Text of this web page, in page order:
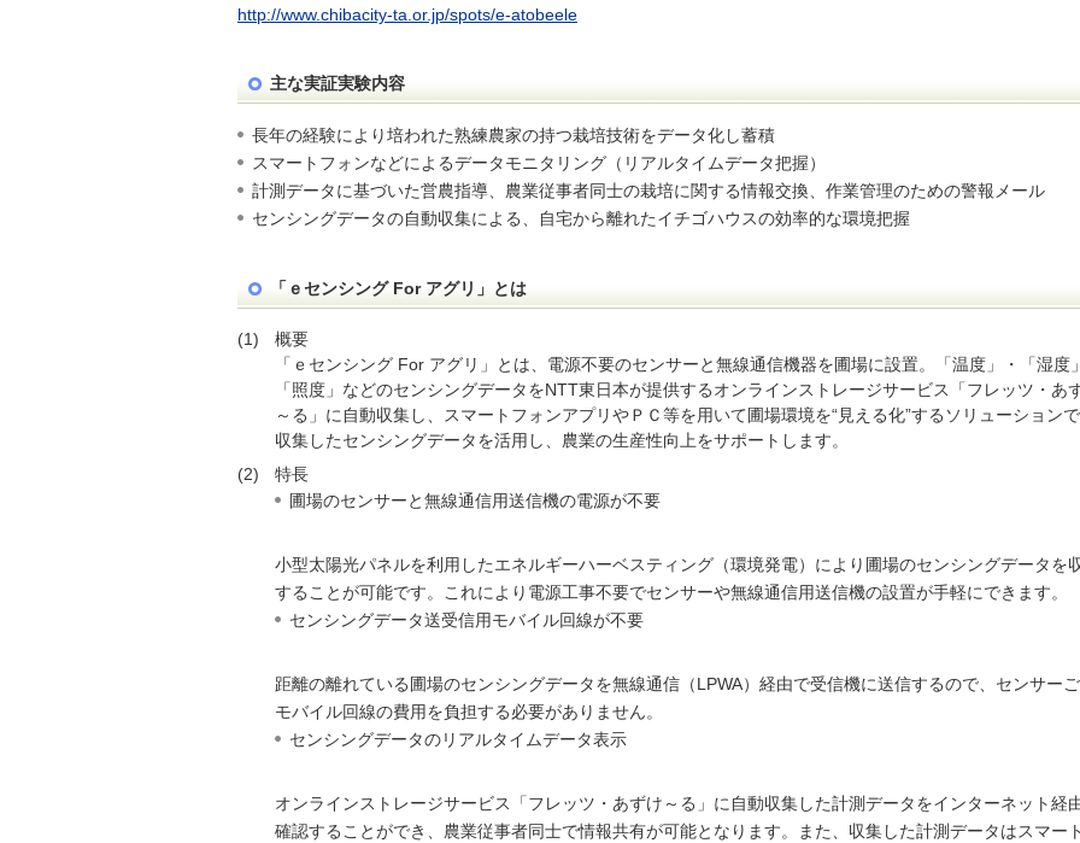
http://www.chibacity-ta.or.jp/spots/e-atobeele
主な実証実験内容
長年の経験により培われた熟練農家の持つ栽培技術をデータ化し蓄積
スマートフォンなどによるデータモニタリング（リアルタイムデータ把握）
計測データに基づいた営農指導、農業従事者同士の栽培に関する情報交換、作業管理のための警報メール
センシングデータの自動収集による、自宅から離れたイチゴハウスの効率的な環境把握
「ｅセンシング For アグリ」とは
(1)
概要
「ｅセンシング For アグリ」とは、電源不要のセンサーと無線通信機器を圃場に設置。「温度」・「湿度
「照度」などのセンシングデータをNTT東日本が提供するオンラインストレージサービス「フレッツ・あ
～る」に自動収集し、スマートフォンアプリやＰＣ等を用いて圃場環境を“見える化”するソリューションで
収集したセンシングデータを活用し、農業の生産性向上をサポートします。
(2)
特長
圃場のセンサーと無線通信用送信機の電源が不要
小型太陽光パネルを利用したエネルギーハーベスティング（環境発電）により圃場のセンシングデータを
することが可能です。これにより電源工事不要でセンサーや無線通信用送信機の設置が手軽にできます。
センシングデータ送受信用モバイル回線が不要
距離の離れている圃場のセンシングデータを無線通信（LPWA）経由で受信機に送信するので、センサー
モバイル回線の費用を負担する必要がありません。
センシングデータのリアルタイムデータ表示
オンラインストレージサービス「フレッツ・あずけ～る」に自動収集した計測データをインターネット経
確認することができ、農業従事者同士で情報共有が可能となります。また、収集した計測データはスマー